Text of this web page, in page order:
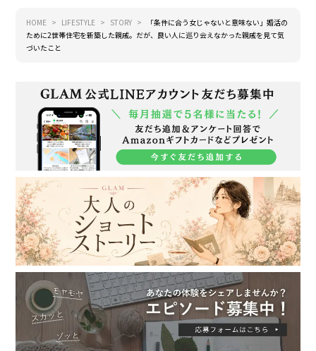
HOME LIFESTYLE STORY
「条件に合う女じゃないと意味ない」婚活の
ために2世帯住宅を新築した親戚。だが、良い人に巡り会えなかった親戚を見て気
づいたこと